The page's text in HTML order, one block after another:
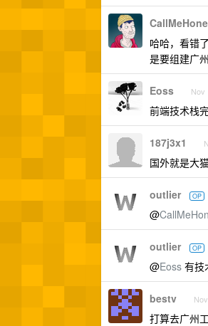
哈哈，看错
是要组建广
Eoss Nov
前端技术栈
187j3x1
国外就是大
outlier OP
@
outlier OP
@Eoss 有技
bestv
打算去广州